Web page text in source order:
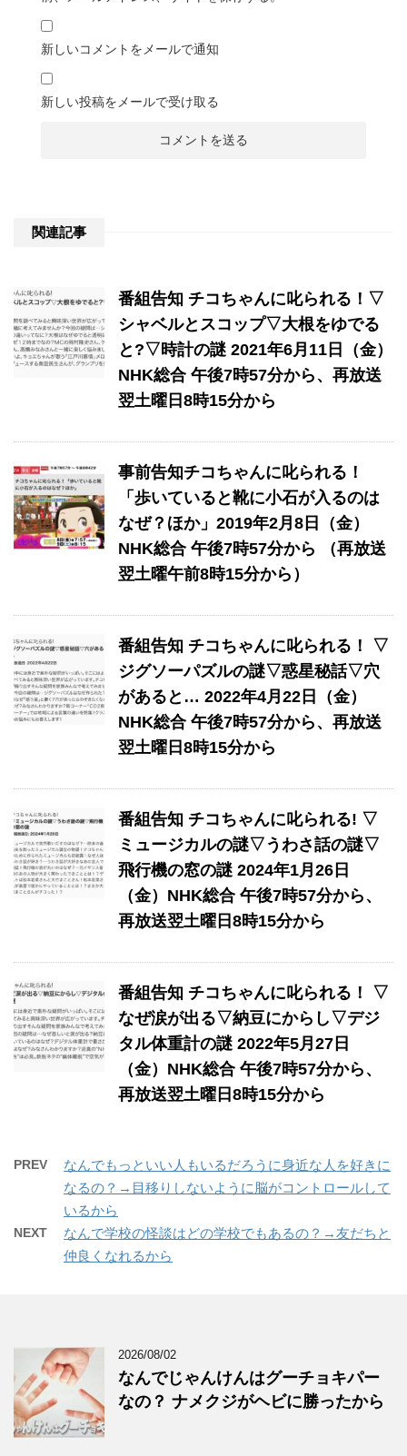
新しいコメントをメールで通知
新しい投稿をメールで受け取る
関連記事
番組告知 チコちゃんに叱られる！▽
シャベルとスコップ▽大根をゆでる
と?▽時計の謎 2021年6月11日（金）
NHK総合 午後7時57分から、再放送
翌土曜日8時15分から
事前告知チコちゃんに叱られる！
「歩いていると靴に小石が入るのは
なぜ？ほか」2019年2月8日（金）
NHK総合 午後7時57分から （再放送
翌土曜午前8時15分から）
番組告知 チコちゃんに叱られる！ ▽
ジグソーパズルの謎▽惑星秘話▽穴
があると… 2022年4月22日（金）
NHK総合 午後7時57分から、再放送
翌土曜日8時15分から
番組告知 チコちゃんに叱られる! ▽
ミュージカルの謎▽うわさ話の謎▽
飛行機の窓の謎 2024年1月26日
（金）NHK総合 午後7時57分から、
再放送翌土曜日8時15分から
番組告知 チコちゃんに叱られる！ ▽
なぜ涙が出る▽納豆にからし▽デジ
タル体重計の謎 2022年5月27日
（金）NHK総合 午後7時57分から、
再放送翌土曜日8時15分から
PREV
なんでもっといい人もいるだろうに身近な人を好きに
なるの？→目移りしないように脳がコントロールして
いるから
NEXT
なんで学校の怪談はどの学校でもあるの？→友だちと
仲良くなれるから
2026/08/02
なんでじゃんけんはグーチョキパー
なの？ ナメクジがヘビに勝ったから